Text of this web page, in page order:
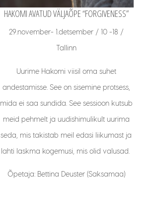
HAKOMI AVATUD VÄLJAÕPE “FORGIVENESS”
29.november- 1.detsember / 10 -18 /
Tallinn
Uurime Hakomi viisil oma suhet
andestamisse. See on sisemine protsess,
mida ei saa sundida. See sessioon kutsub
meid pehmelt ja uudishimulikult uurima
seda, mis takistab meil edasi liikumast ja
lahti laskma kogemusi, mis olid valusad.
Õpetaja: Bettina Deuster (Saksamaa)